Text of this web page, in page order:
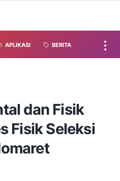
APLIKASI BERITA
dan Fisik
Fisik Seleksi